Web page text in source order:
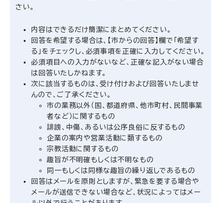
さい。
内容はできるだけ簡潔にまとめてください。
回答を希望する場合は、【市からの回答】欄で「希望す
る」をチェックし、必須事項を正確に入力してください。
必須項目への入力がないなど、正確な記入がない場合
は回答いたしかねます。
次に該当するものは、受け付けおよび回答いたしませ
んので、ご了承ください。
市の業務以外（国、都道府県、他市町村、民間事業
者など）に関するもの
誹謗、中傷、あるいは公序良俗に反するもの
企業の案内や営業活動に類するもの
宗教活動に関するもの
趣旨が不明確もしくは不明なもの
同一もしくは同様な趣旨の繰り返しであるもの
回答はメールを原則としますが、緊急を要する場合や
メールが送信できない場合など、状況によってはメー